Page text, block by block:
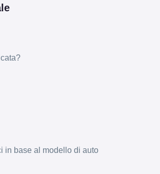
in base al modello di auto